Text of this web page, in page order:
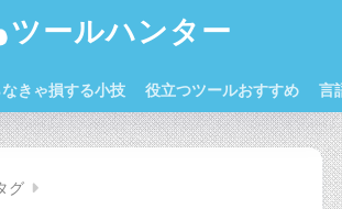
ツールハンター
きゃ損する小技 役立つツールおすすめ 言
グ